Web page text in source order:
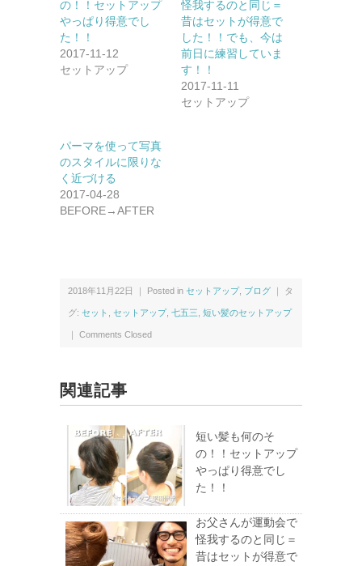
の！！セットアップ
やっぱり得意でし
た！！
2017-11-12
セットアップ
怪我するのと同じ＝
昔はセットが得意で
した！！でも、今は
前日に練習していま
す！！
2017-11-11
セットアップ
パーマを使って写真
のスタイルに限りな
く近づける
2017-04-28
BEFORE→AFTER
2018年11月22日 ｜ Posted in セットアップ ブログ ｜ タ
グ: セット セットアップ 七五三 短い髪のセットアップ
Comments Closed
関連記事
短い髪も何のそ
の！！セットアップ
やっぱり得意でし
た！！
お父さんが運動会で
怪我するのと同じ＝
昔はセットが得意で